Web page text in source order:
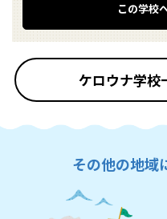
この学校
ケロウナ学校
その他の地域